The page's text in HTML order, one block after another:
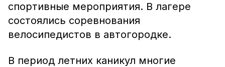
спортивные мероприятия. В лагере
состоялись соревнования
велосипедистов в автогородке.
В период летних каникул многие